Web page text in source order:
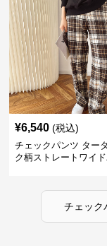
¥6,540 (税込)
チェックパンツ ター
ク柄ストレートワイ
チェック